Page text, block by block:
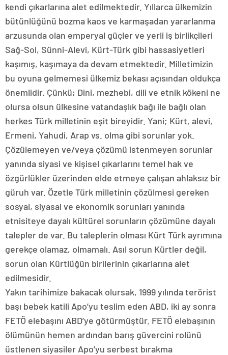
kendi çıkarlarına alet edilmektedir. Yıllarca ülkemizin
bütünlüğünü bozma kaos ve karmaşadan yararlanma
arzusunda olan emperyal güçler ve yerli iş birlikçileri
Sağ-Sol, Sünni-Alevi, Kürt-Türk gibi hassasiyetleri
kaşımış, kaşımaya da devam etmektedir. Milletimizin
bu oyuna gelmemesi ülkemiz bekası açısından oldukça
önemlidir. Çünkü; Dini, mezhebi, dili ve etnik kökeni ne
olursa olsun ülkesine vatandaşlık bağı ile bağlı olan
herkes Türk milletinin eşit bireyidir. Yani; Kürt, alevi,
Ermeni, Yahudi, Arap vs. olma gibi sorunlar yok.
Çözülemeyen ve/veya çözümü istenmeyen sorunlar
yanında siyasi ve kişisel çıkarlarını temel hak ve
özgürlükler üzerinden elde etmeye çalışan ahlaksız bir
güruh var. Özetle Türk milletinin çözülmesi gereken
sosyal, siyasal ve ekonomik sorunları yanında
etnisiteye dayalı kültürel sorunların çözümüne dayalı
talepler de var. Bu taleplerin olması Kürt Türk ayrımına
gerekçe olamaz, olmamalı. Asıl sorun Kürtler değil,
sorun olan Kürtlüğün birilerinin çıkarlarına alet
edilmesidir.
Yakın tarihimize bakacak olursak, 1999 yılında terörist
başı bebek katili Apo’yu teslim eden ABD, iki ay sonra
FETÖ elebaşını ABD’ye götürmüştür. FETÖ elebaşının
ölümünün hemen ardından barış güvercini rolünü
üstlenen siyasiler Apo’yu serbest bırakma